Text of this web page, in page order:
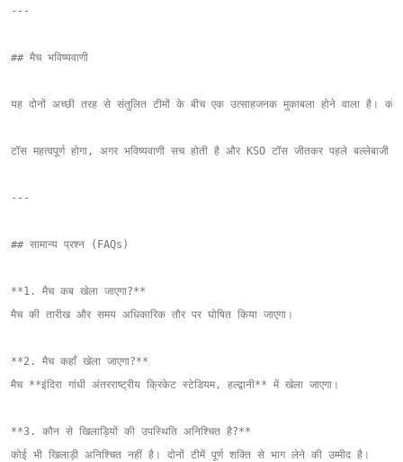
---
## मैच भविष्यवाणी
यह दोनों अच्छी तरह से संतुलित टीमों के बीच एक उत्साहजनक मुकाबला होने वाला है।
टॉस महत्वपूर्ण होगा, अगर भविष्यवाणी सच होती है और KSO टॉस जीतकर पहले
---
## सामान्य प्रश्न (FAQs)
**1. मैच कब खेला जाएगा?**
मैच की तारीख और समय अधिकारिक तौर पर घोषित किया जाएगा।
**2. मैच कहाँ खेला जाएगा?**
मैच **इंदिरा गांधी अंतरराष्ट्रीय क्रिकेट स्टेडियम, हल्द्वानी** में खेला जाएगा।
**3. कौन से खिलाड़ियों की उपस्थिति अनिश्चित है?**
कोई भी खिलाड़ी अनिश्चित नहीं है। दोनों टीमें पूर्ण शक्ति से भाग लेने की उम्मीद है।